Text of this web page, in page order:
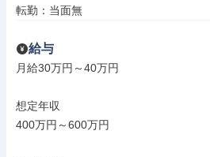
転勤：当面無
給与
月給30万円～40万円
想定年収
400万円～600万円